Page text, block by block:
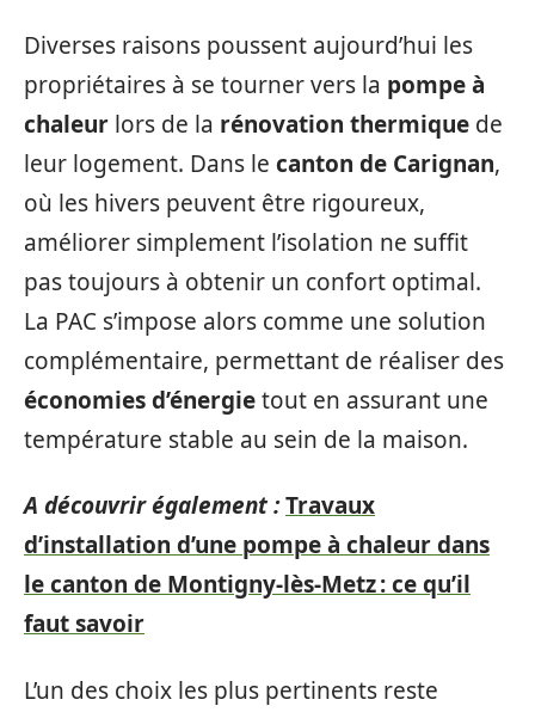
Diverses raisons poussent aujourd’hui les
propriétaires à se tourner vers la pompe à
chaleur lors de la rénovation thermique de
leur logement. Dans le canton de Carignan,
où les hivers peuvent être rigoureux,
améliorer simplement l’isolation ne suffit
pas toujours à obtenir un confort optimal.
La PAC s’impose alors comme une solution
complémentaire, permettant de réaliser des
économies d’énergietout en assurant une
température stable au sein de la maison.
A découvrir également :Travaux
d’installation d’une pompe à chaleur dans
le canton de Montigny-lès-Metz : ce qu’il
faut savoir
L’un des choix les plus pertinents reste